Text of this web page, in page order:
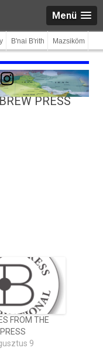
Menü
B'nai B'rith Mazsiköm
PRESS
FROM THE
9